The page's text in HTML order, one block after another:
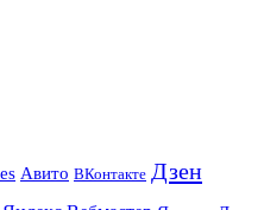
Авито ВКонтакте Дзен